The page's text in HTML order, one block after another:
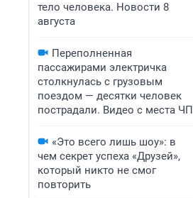
тело человека. Новости 8
августа
Переполненная
пассажирами электричка
столкнулась с грузовым
поездом — десятки человек
пострадали. Видео с места ЧП
«Это всего лишь шоу»: в
чем секрет успеха «Друзей»,
который никто не смог
повторить